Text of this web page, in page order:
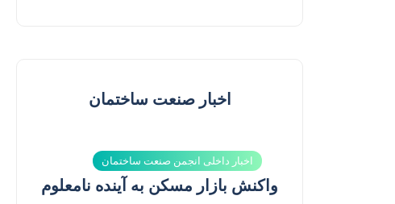
اخبار صنعت ساختمان
اخبار داخلی انجمن صنعت ساختمان
واکنش بازار مسکن به آینده نامعلوم